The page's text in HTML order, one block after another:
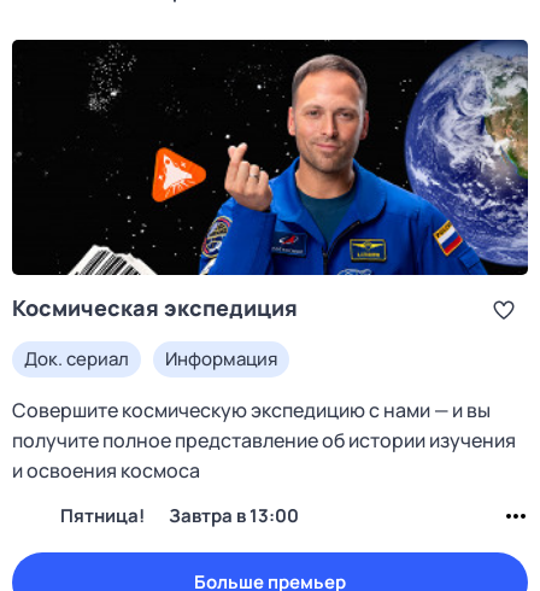
Космическая экспедиция
Док. сериал Информация
Совершите космическую экспедицию с нами — и вы
получите полное представление об истории изучения
и освоения космоса
Пятница! Завтра в 13:00
Больше премьер